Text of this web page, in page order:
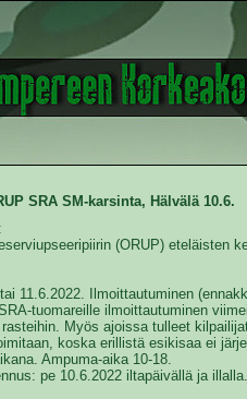
SRA SM-karsinta, Hälvälä 10.6.
(ORUP) eteläisten
11.6.2022. Ilmoittautuminen
tuomareille ilmoittautuminen
Myös ajoissa tulleet
koska erillistä esikisaa ei
Ampuma-aika 10-18.
pe 10.6.2022 iltapäivällä ja